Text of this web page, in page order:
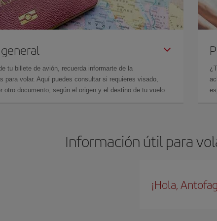
tu billete de avión, recuerda informarte de la
para volar. Aquí puedes consultar si requieres visado,
otro documento, según el origen y el destino de tu vuelo.
Información útil para
¡Hola,